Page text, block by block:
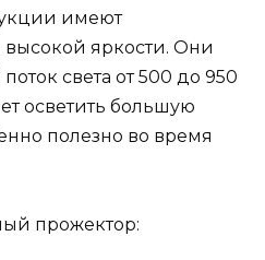
имеют
яркости. Они
света от 500 до 950
осветить большую
полезно во время
прожектор: